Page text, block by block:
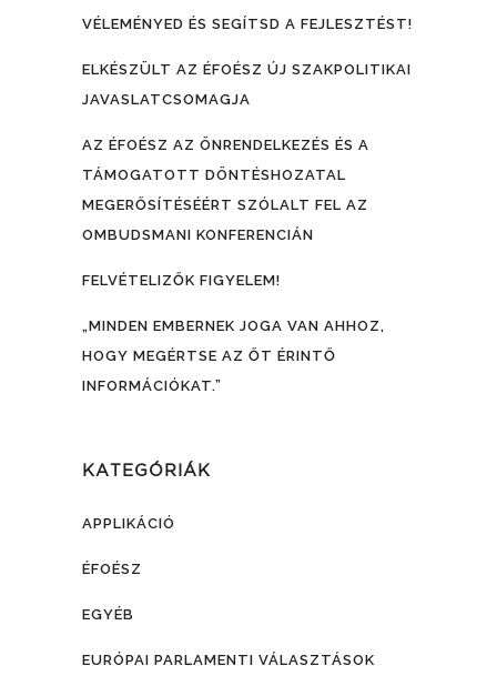
VÉLEMÉNYED ÉS SEGÍTSD A FEJLESZTÉST!
ELKÉSZÜLT AZ ÉFOÉSZ ÚJ SZAKPOLITIKAI
JAVASLATCSOMAGJA
AZ ÉFOÉSZ AZ ÖNRENDELKEZÉS ÉS A
TÁMOGATOTT DÖNTÉSHOZATAL
MEGERŐSÍTÉSÉÉRT SZÓLALT FEL AZ
OMBUDSMANI KONFERENCIÁN
FELVÉTELIZŐK FIGYELEM!
„MINDEN EMBERNEK JOGA VAN AHHOZ,
HOGY MEGÉRTSE AZ ŐT ÉRINTŐ
INFORMÁCIÓKAT.”
KATEGÓRIÁK
APPLIKÁCIÓ
ÉFOÉSZ
EGYÉB
EURÓPAI PARLAMENTI VÁLASZTÁSOK